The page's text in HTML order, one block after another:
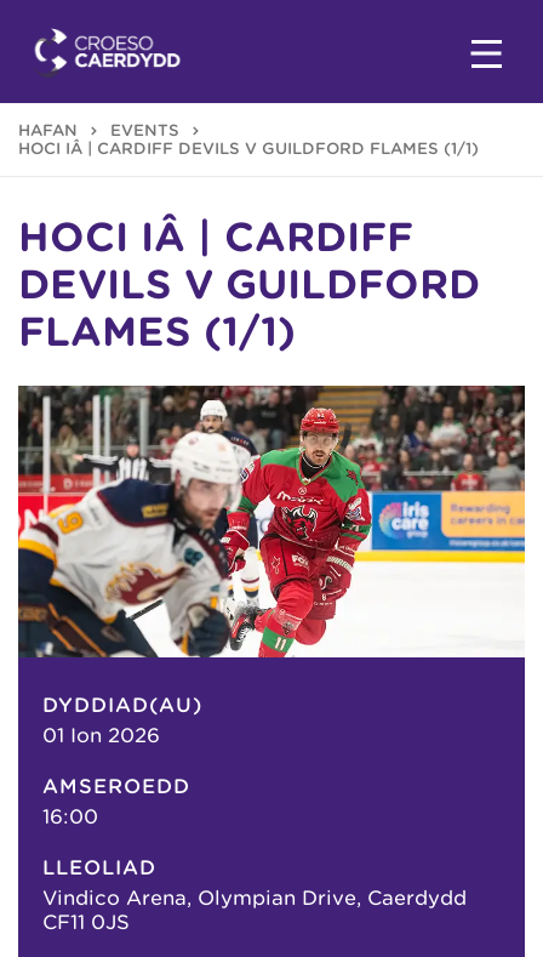
HAFAN
EVENTS
HOCI IÂ | CARDIFF DEVILS V GUILDFORD FLAMES (1/1)
HOCI IÂ | CARDIFF
DEVILS V GUILDFORD
FLAMES (1/1)
DYDDIAD(AU)
01 Ion 2026
AMSEROEDD
16:00
LLEOLIAD
Vindico Arena, Olympian Drive, Caerdydd
CF11 0JS